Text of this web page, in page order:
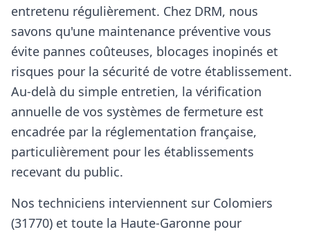
entretenu régulièrement. Chez DRM, nous
savons qu'une maintenance préventive vous
évite pannes coûteuses, blocages inopinés et
risques pour la sécurité de votre établissement.
Au-delà du simple entretien, la vérification
annuelle de vos systèmes de fermeture est
encadrée par la réglementation française,
particulièrement pour les établissements
recevant du public.
Nos techniciens interviennent sur Colomiers
(31770) et toute la Haute-Garonne pour